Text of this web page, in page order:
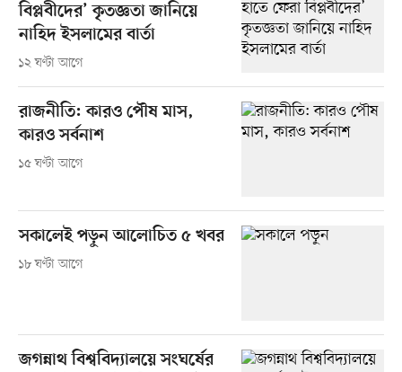
বিপ্লবীদের’ কৃতজ্ঞতা জানিয়ে
নাহিদ ইসলামের বার্তা
১২ ঘণ্টা আগে
রাজনীতি: কারও পৌষ মাস,
কারও সর্বনাশ
১৫ ঘণ্টা আগে
সকালেই পড়ুন আলোচিত ৫ খবর
১৮ ঘণ্টা আগে
জগন্নাথ বিশ্ববিদ্যালয়ে সংঘর্ষের